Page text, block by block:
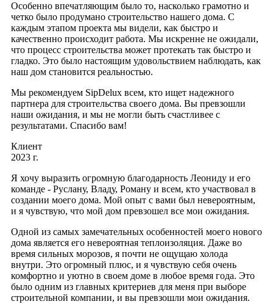
Особенно впечатляющим было то, насколько грамотно и
четко было продумано строительство нашего дома. С
каждым этапом проекта мы видели, как быстро и
качественно происходит работа. Мы искренне не ожидали,
что процесс строительства может протекать так быстро и
гладко. Это было настоящим удовольствием наблюдать, как
наш дом становится реальностью.
Мы рекомендуем SipDelux всем, кто ищет надежного
партнера для строительства своего дома. Вы превзошли
наши ожидания, и мы не могли быть счастливее с
результатами. Спасибо вам!
Клиент
2023 г.
Я хочу выразить огромную благодарность Леониду и его
команде - Руслану, Владу, Роману и всем, кто участвовал в
создании моего дома. Мой опыт с вами был невероятным,
и я чувствую, что мой дом превзошел все мои ожидания.
Одной из самых замечательных особенностей моего нового
дома является его невероятная теплоизоляция. Даже во
время сильных морозов, я почти не ощущаю холода
внутри. Это огромный плюс, и я чувствую себя очень
комфортно и уютно в своем доме в любое время года. Это
было одним из главных критериев для меня при выборе
строительной компании, и вы превзошли мои ожидания.